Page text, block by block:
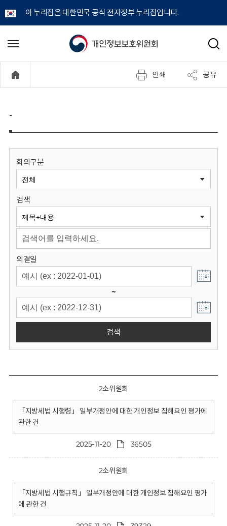
이 누리집은 대한민국 공식 전자정부 누리집입니다.
개
정
보
원
회
메
기
검
인쇄 공유
-
회의구분
검색
의결일
~
검색
2소위원회
「지방세법 시행령」 일부개정안에 대한 개인정보 침해요인 평가에
관한 건
2025-11-20 36505
2소위원회
「지방세법 시행규칙」 일부개정안에 대한 개인정보 침해요인 평가
에 관한 건